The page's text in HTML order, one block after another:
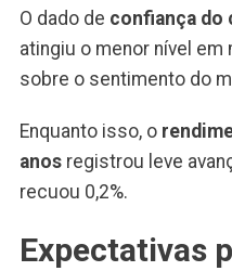
O dado de confiança do
atingiu o menor nível
sobre o sentimento do
Enquanto isso, o
anosregistrou leve
recuou 0,2%.
Expectativas